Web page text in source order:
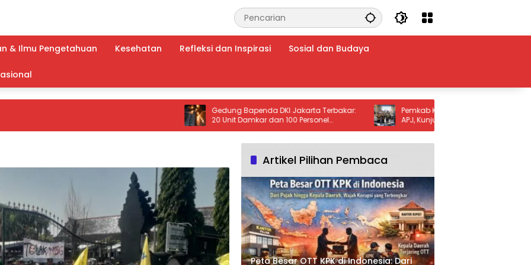
& Ilmu Pengetahuan Kesehatan Refleksi dan Inspirasi Sosial dan Budaya
Gedung Bapenda DKI Jakarta Terbakar:
20 Unit Damkar dan 100 Personel
Dikerahkan ke Lokasi
Pemkab Kuningan Belajar Inovasi KPBU
APJ, Kunjungi Kabupaten Madiun untuk
Genjot Infrastruktur
Artikel Pilihan Pembaca
Peta Besar OTT KPK di Indonesia: Dari